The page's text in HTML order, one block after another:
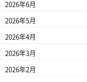
2026年6月
2026年5月
2026年4月
2026年3月
2026年2月